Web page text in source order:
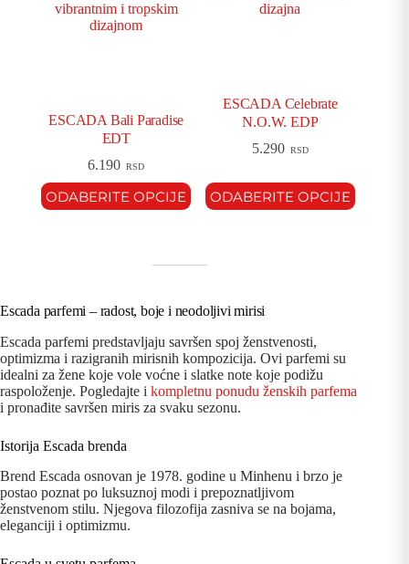
ESCADA Bali Paradise
EDT
6.190 RSD
ODABERITE OPCIJE
ESCADA Celebrate
N.O.W. EDP
5.290 RSD
ODABERITE OPCIJE
Escada parfemi – radost, boje i neodoljivi mirisi
Escada parfemi predstavljaju savršen spoj ženstvenosti,
optimizma i razigranih mirisnih kompozicija. Ovi parfemi su
idealni za žene koje vole voćne i slatke note koje podižu
raspoloženje. Pogledajte i kompletnu ponudu ženskih parfema
i pronađite savršen miris za svaku sezonu.
Istorija Escada brenda
Brend Escada osnovan je 1978. godine u Minhenu i brzo je
postao poznat po luksuznoj modi i prepoznatljivom
ženstvenom stilu. Njegova filozofija zasniva se na bojama,
eleganciji i optimizmu.